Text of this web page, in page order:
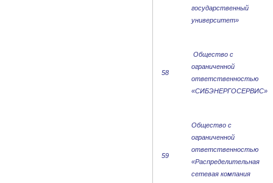
государственный
университет»
58
Общество с
ограниченной
ответственностью
«СИБЭНЕРГОСЕРВИС»
59
Общество с
ограниченной
ответственностью
«Распределительная
сетевая компания